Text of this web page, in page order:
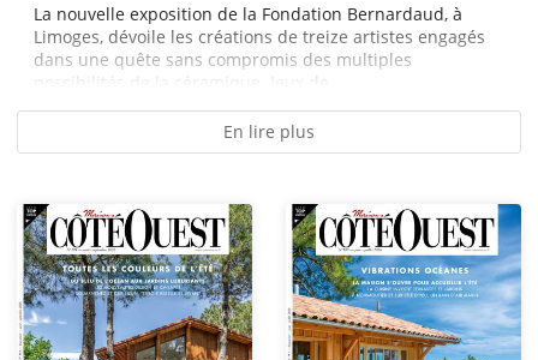
La nouvelle exposition de la Fondation Bernardaud, à
Limoges, dévoile les créations de treize artistes engagés
dans une quête sans compromis des multiples
possibilités de la céramique. Jeux de...
En lire plus